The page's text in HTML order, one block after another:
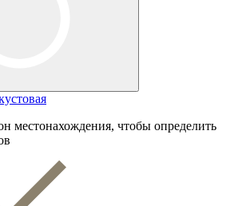
местонахождения, чтобы определить